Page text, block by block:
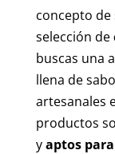
concepto de
selección de
buscas una
llena de
artesanales
productos
yaptos